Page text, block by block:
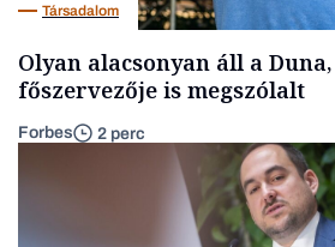
Társadalom
Olyan alacsonyan áll a
főszervezője is megszólalt
Forbes 2 perc